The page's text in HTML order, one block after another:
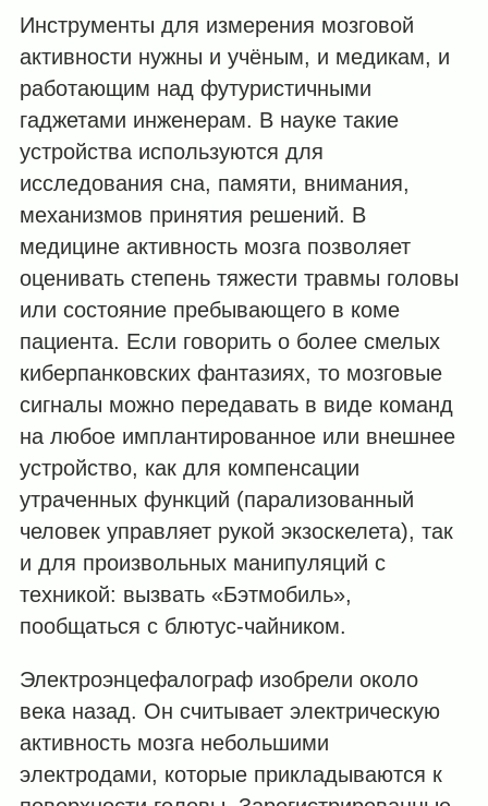
Инструменты для измерения мозговой
активности нужны и учёным, и медикам, и
работающим над футуристичными
гаджетами инженерам. В науке такие
устройства используются для
исследования сна, памяти, внимания,
механизмов принятия решений. В
медицине активность мозга позволяет
оценивать степень тяжести травмы головы
или состояние пребывающего в коме
пациента. Если говорить о более смелых
киберпанковских фантазиях, то мозговые
сигналы можно передавать в виде команд
на любое имплантированное или внешнее
устройство, как для компенсации
утраченных функций (парализованный
человек управляет рукой экзоскелета), так
и для произвольных манипуляций с
техникой: вызвать «Бэтмобиль»,
пообщаться с блютус-чайником.
Электроэнцефалограф изобрели около
века назад. Он считывает электрическую
активность мозга небольшими
электродами, которые прикладываются к